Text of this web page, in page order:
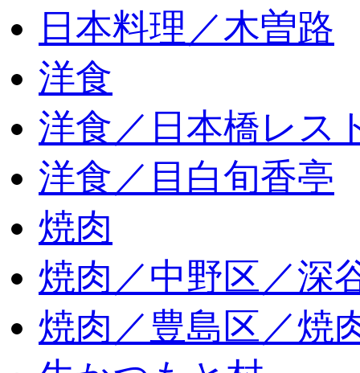
日本料理／木曽路
洋食
洋食／日本橋レス
洋食／目白旬香亭
焼肉
焼肉／中野区／深
焼肉／豊島区／焼